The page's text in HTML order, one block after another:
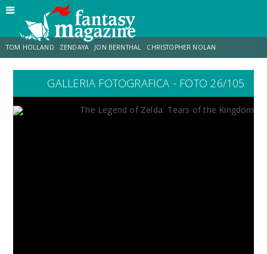
TOM HOLLAND ZENDAYA JON BERNTHAL CHRISTOPHER NOLAN
STRANIMONDI LUCCA COMICS & GAMES ODISSEA DESTIN DANIEL CRETTON
GALLERIA FOTOGRAFICA - FOTO 26/105